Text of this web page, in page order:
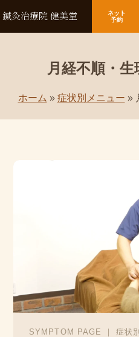
鍼灸治療院 健美堂
ネット
予約
月経不順・生
ホーム » 症状別メニュー »
SYMPTOM PAGE ｜ 症状